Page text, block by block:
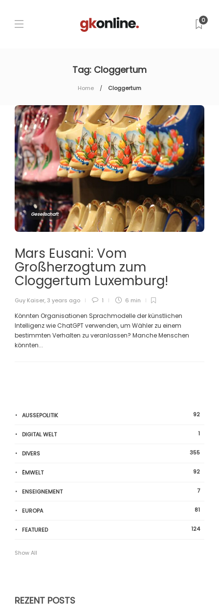
0
Tag: Cloggertum
Home Cloggertum
Gesellschaft
Mars Eusani: Vom
Großherzogtum zum
Cloggertum Luxemburg!
Guy Kaiser, 3 years ago 1 6 min
Könnten Organisationen Sprachmodelle der künstlichen
Intelligenz wie ChatGPT verwenden, um Wähler zu einem
bestimmten Verhalten zu veranlassen? Manche Menschen
könnten...
AUSSEPOLITIK 92
DIGITAL WELT 1
DIVERS 355
ËMWELT 92
ENSEIGNEMENT 7
EUROPA 81
FEATURED 124
Show All
REZENT POSTS